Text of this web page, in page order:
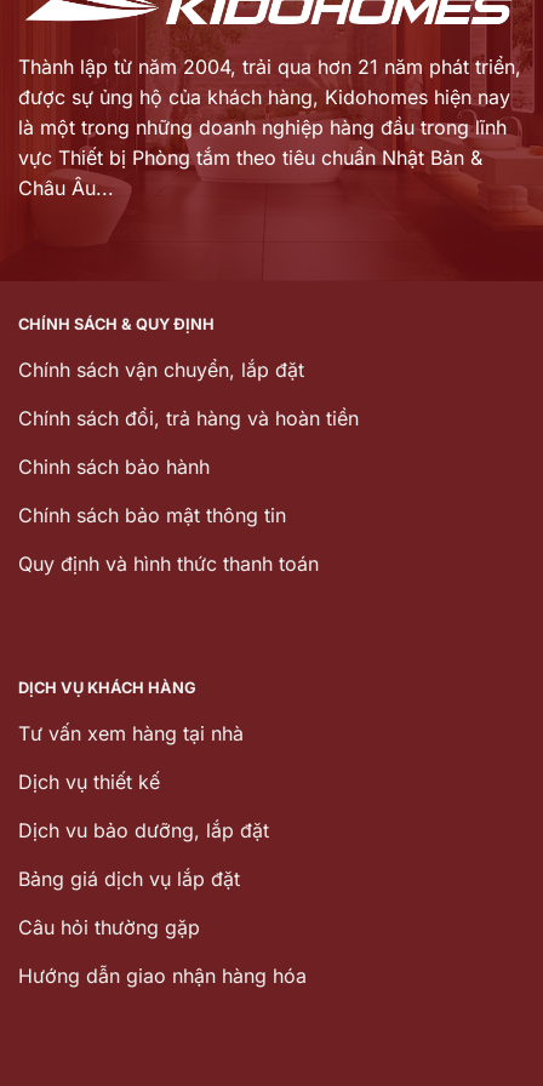
Thành lập từ năm 2004, trải qua hơn 21 năm phát triển,
được sự ủng hộ của khách hàng, Kidohomes hiện nay
là một trong những doanh nghiệp hàng đầu trong lĩnh
vực Thiết bị Phòng tắm theo tiêu chuẩn Nhật Bản &
Châu Âu...
CHÍNH SÁCH & QUY ĐỊNH
Chính sách vận chuyển, lắp đặt
Chính sách đổi, trả hàng và hoàn tiền
Chinh sách bảo hành
Chính sách bảo mật thông tin
Quy định và hình thức thanh toán
DỊCH VỤ KHÁCH HÀNG
Tư vấn xem hàng tại nhà
Dịch vụ thiết kế
Dịch vu bảo dưỡng, lắp đặt
Bảng giá dịch vụ lắp đặt
Câu hỏi thường gặp
Hướng dẫn giao nhận hàng hóa